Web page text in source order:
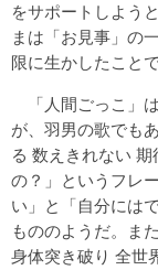
をサポートしよう
まは「お見事」の
限に生かしたこと
「人間ごっこ」
が、羽男の歌でも
る 数えきれない
の？」というフレ
い」と「自分には
もののようだ。ま
身体突き破り 全世